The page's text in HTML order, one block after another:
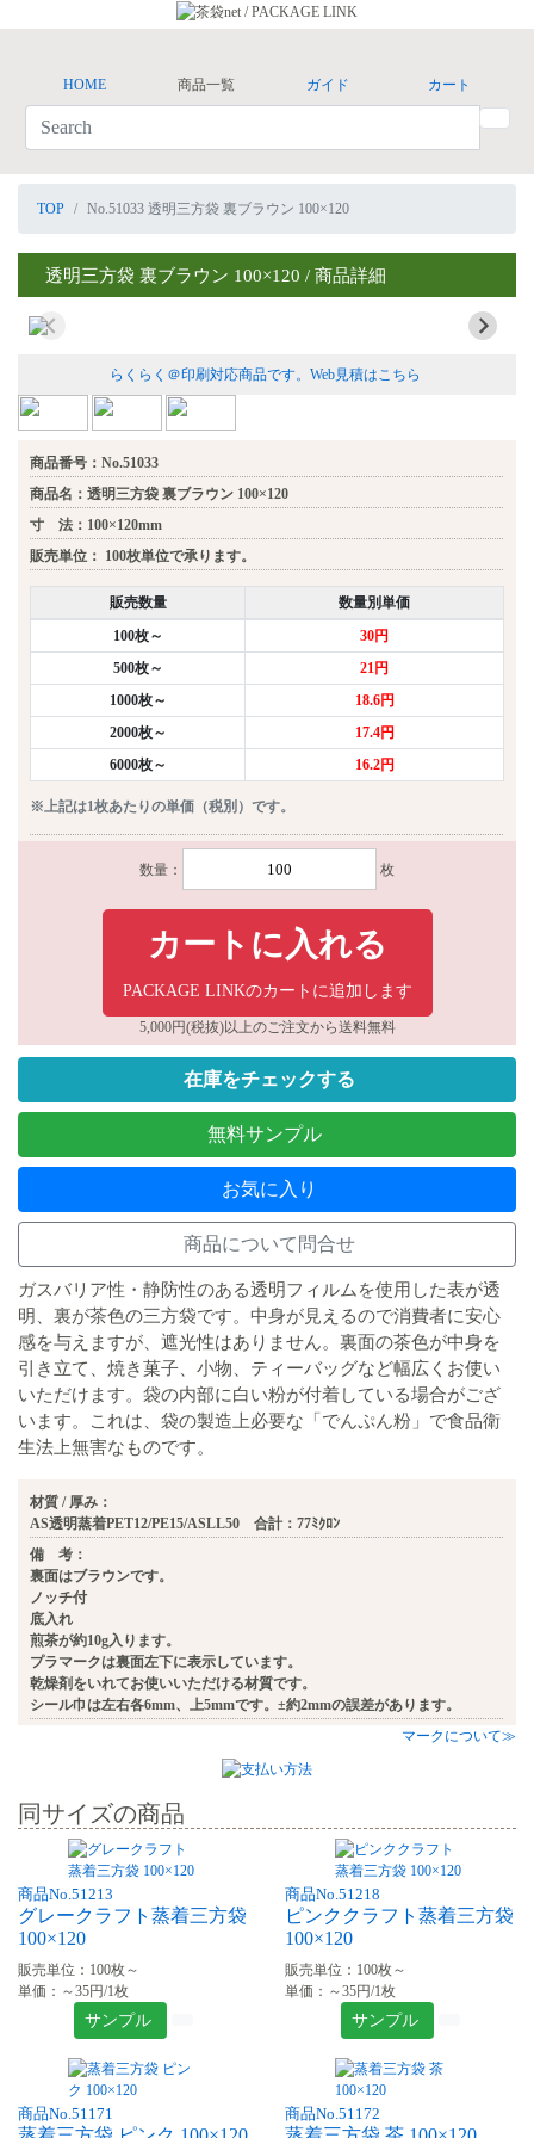
HOME 商品一覧 ガイド カート
TOP No.51033 透明三方袋 裏ブラウン 100×120
透明三方袋 裏ブラウン 100×120 / 商品詳細
らくらく＠印刷対応商品です。 Web見積はこちら
商品番号：No.51033
商品名：透明三方袋 裏ブラウン 100×120
寸 法：100×120mm
販売単位： 100枚単位で承ります。
※上記は1枚あたりの単価（税別）です。
販売数量
数量別単価
100枚～
30円
500枚～
21円
1000枚～
18.6円
2000枚～
17.4円
6000枚～
16.2円
数量： 枚
カートに入れる
PACKAGE LINKのカートに追加します
5,000円(税抜)以上のご注文から送料無料
在庫をチェックする
無料サンプル
お気に入り
商品について問合せ
ガスバリア性・静防性のある透明フィルムを使用した表が透
明、裏が茶色の三方袋です。中身が見えるので消費者に安心
感を与えますが、遮光性はありません。裏面の茶色が中身を
引き立て、焼き菓子、小物、ティーバッグなど幅広くお使い
いただけます。袋の内部に白い粉が付着している場合がござ
います。これは、袋の製造上必要な「でんぷん粉」で食品衛
生法上無害なものです。
材質 / 厚み：
AS透明蒸着PET12/PE15/ASLL50 合計：77ﾐｸﾛﾝ
備 考：
裏面はブラウンです。
ノッチ付
底入れ
煎茶が約10g入ります。
プラマークは裏面左下に表示しています。
乾燥剤をいれてお使いいただける材質です。
シール巾は左右各6mm、上5mmです。±約2mmの誤差があります。
マークについて≫
同サイズの商品
商品No.51213
グレークラフト蒸着三方袋
100×120
販売単位：100枚～
単価：～35円/1枚
サンプル
商品No.51218
ピンククラフト蒸着三方袋
100×120
販売単位：100枚～
単価：～35円/1枚
サンプル
商品No.51171 商品No.51172